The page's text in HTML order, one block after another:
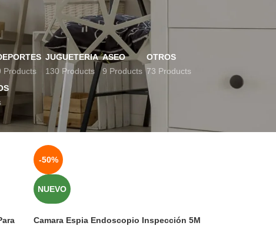
Products
JUGUETERIA
130 Products
ASEO
9 Products
OTROS
73 Products
12 18 24
-50%
NUEVO
Camara Espia Endoscopio Inspección 5M